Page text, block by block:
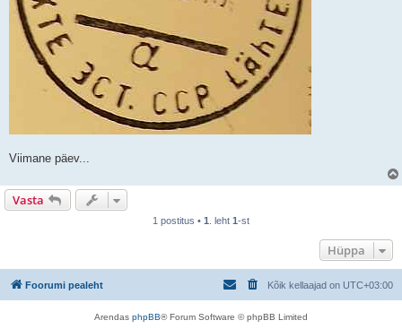
Viimane päev...
Vasta
1 postitus • 1 . leht 1-st
Hüppa
Foorumi pealeht Kõik kellaajad on UTC+03:00
Arendas phpBB® Forum Software © phpBB Limited